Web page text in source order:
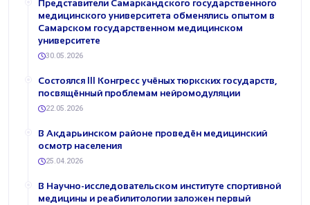
Представители Самаркандского государственного
медицинского университета обменялись опытом в
Самарском государственном медицинском
университете
30.05.2026
Состоялся III Конгресс учёных тюркских государств,
посвящённый проблемам нейромодуляции
22.05.2026
В Акдарьинском районе проведён медицинский
осмотр населения
25.04.2026
В Научно-исследовательском институте спортивной
медицины и реабилитологии заложен первый